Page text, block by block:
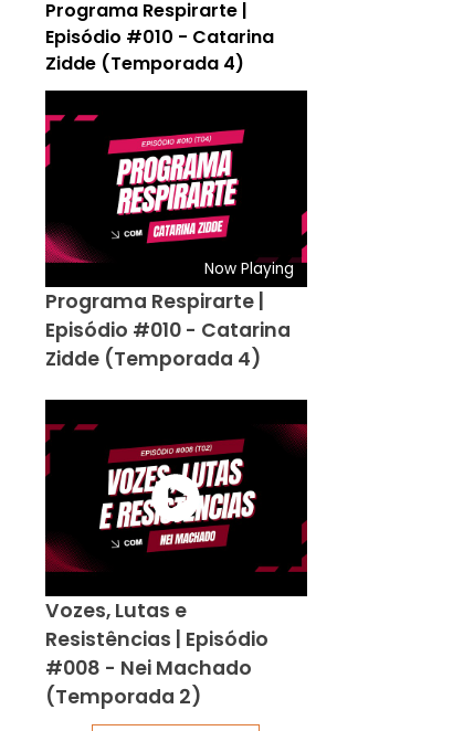
Programa Respirarte |
Episódio #010 - Catarina
Zidde (Temporada 4)
Now Playing
Programa Respirarte |
Episódio #010 - Catarina
Zidde (Temporada 4)
Vozes, Lutas e
Resistências | Episódio
#008 - Nei Machado
(Temporada 2)